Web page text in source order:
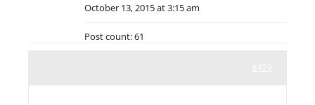
October 13, 2015 at 3:15 am
Post count: 61